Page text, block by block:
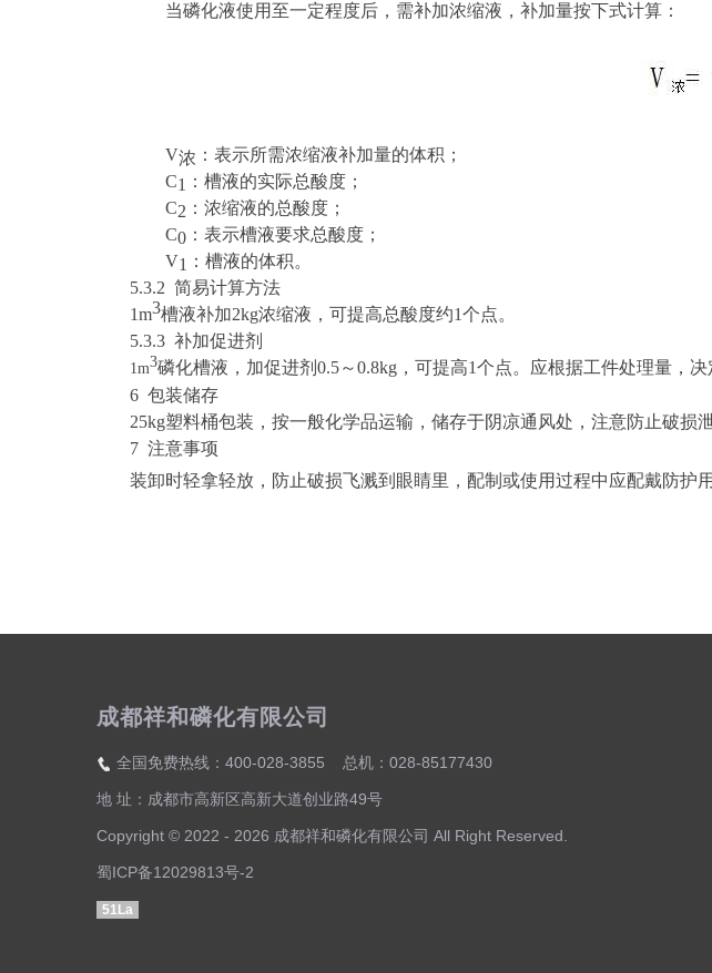
当磷化液使用至一定程度后，需补加浓缩液，补加量按下式计算：
V浓 ：表示所需浓缩液补加量的体积；
C1 ：槽液的实际总酸度；
C2 ：浓缩液的总酸度；
C0 ：表示槽液要求总酸度；
V1 ：槽液的体积。
5.3.2 简易计算方法
1m3槽液补加2kg浓缩液，可提高总酸度约1个点。
5.3.3 补加促进剂
1m3磷化槽液，加促进剂 0.5～0.8kg ，可提高1个点。应根据工件处理量，
6 包装储存
25kg塑料桶包装，按一般化学品运输，储存于阴凉通风处，注意防止破损
7 注意事项
装卸时轻拿轻放，防止破损飞溅到眼睛里，配制或使用过程中应配戴防护
成都祥和磷化有限公司
全国免费热线：400-028-3855 总机：028-85177430
地 址：成都市高新区高新大道创业路49号
Copyright © 2022 - 2026 成都祥和磷化有限公司 All Right Reserved.
蜀ICP备12029813号-2
51La